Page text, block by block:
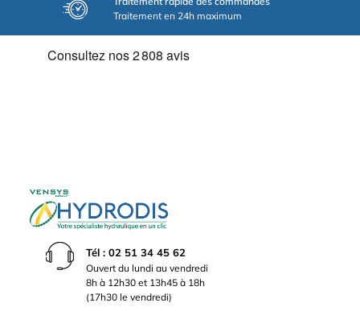
Traitement en 24h maximum
Tél : 02 51 34 45 62
Ouvert du lundi au vendredi
8h à 12h30 et 13h45 à 18h
(17h30 le vendredi)